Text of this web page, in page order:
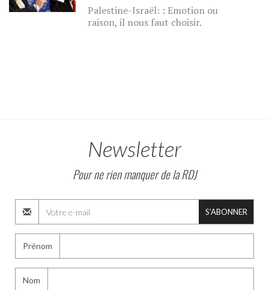
Palestine-Israël: : Emotion ou
raison, il nous faut choisir.
Newsletter
Pour ne rien manquer de la RDJ
S'ABONNER
Prénom
Nom